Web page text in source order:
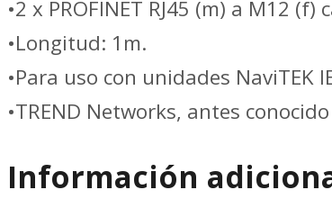
•2 x PROFINET RJ45 (m) a M12
•Longitud: 1m.
•Para uso con unidades NaviTEK
•TREND Networks, antes
Información